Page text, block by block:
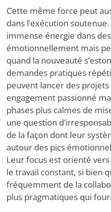
Cette même force peut
dans l’exécution
immense énergie dans
émotionnellement mais
quand la nouveauté
demandes pratiques
peuvent lancer des
engagement passionné
phases plus calmes de
une question
de la façon dont leur
autour des pics
Leur focus est orienté
le travail constant, si bien
fréquemment de la
plus pragmatiques qui